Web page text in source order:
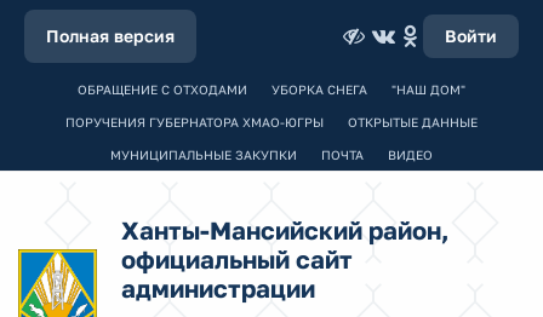
Полная версия Войти
ОБРАЩЕНИЕ С ОТХОДАМИ УБОРКА СНЕГА "НАШ ДОМ"
ПОРУЧЕНИЯ ГУБЕРНАТОРА ХМАО-ЮГРЫ ОТКРЫТЫЕ ДАННЫЕ
МУНИЦИПАЛЬНЫЕ ЗАКУПКИ ПОЧТА ВИДЕО
Ханты-Мансийский район,
официальный сайт
администрации